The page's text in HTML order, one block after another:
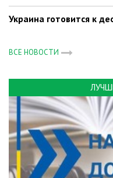
Украина готовится к
ВСЕ НОВОСТИ